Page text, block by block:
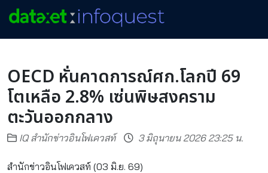
OECD หั่นคาดการณ์ศก.โลกปี 69
โตเหลือ 2.8% เซ่นพิษสงคราม
ตะวันออกกลาง
IQ สำนักข่าวอินโฟเควสท์ 3 มิถุนายน 2026 23:25 น.
สำนักข่าวอินโฟเควสท์ (03 มิ.ย. 69)